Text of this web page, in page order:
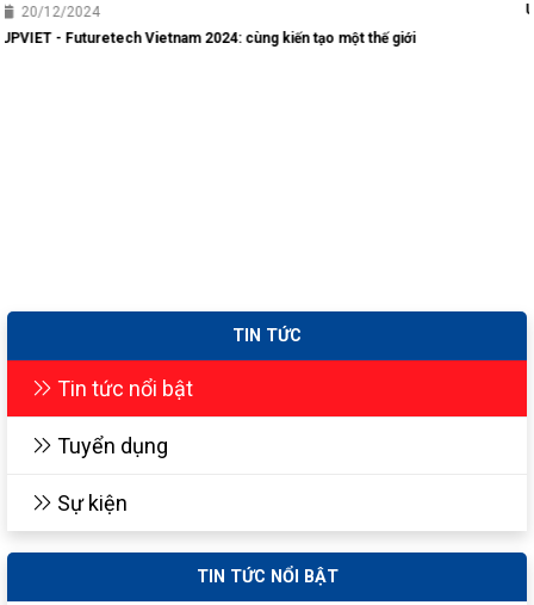
UPVIET - Futuretech Vietnam 2024: CÙNG KIẾN TẠO MỘT THẾ GIỚI
TIN TỨC
Tin tức nổi bật
Tuyển dụng
Sự kiện
TIN TỨC NỔI BẬT